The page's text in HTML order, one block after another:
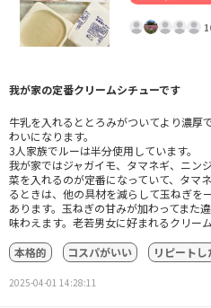
我が家の定番クリームシチューです
牛乳を入れるととろみがついてより濃厚
わいになります。
3人家族でルーは半分使用しています。
我が家ではジャガイモ、タマネギ、ニン
菜を入れるのが定番になっていて、タマ
るときは、他の具材を減らして玉ねぎを
あります。玉ねぎの甘みが加わってまた
味わえます。老若男女に好まれるクリー
本格的
コスパがいい リピートし
2025-04-01 14:28:11